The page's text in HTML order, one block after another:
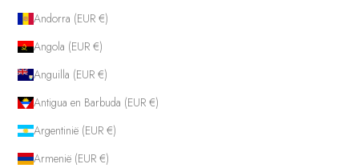
Andorra (EUR €)
Angola (EUR €)
Anguilla (EUR €)
Antigua en Barbuda (EUR €)
Argentinië (EUR €)
Armenië (EUR €)